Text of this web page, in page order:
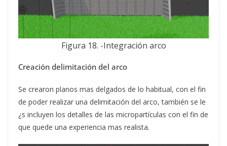
Figura 18. -Integración arco
Creación delimitación del arco
Se crearon planos mas delgados de lo habitual, con el fin
de poder realizar una delimitación del arco, también se le
¿s incluyen los detalles de las micropartículas con el fin de
que quede una experiencia mas realista.